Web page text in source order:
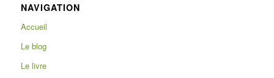
NAVIGATION
Accueil
Le blog
Le livre